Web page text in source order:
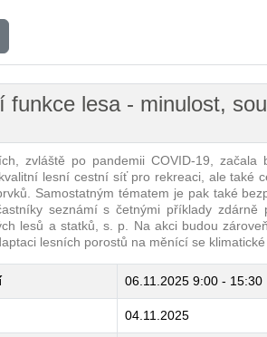
funkce lesa - minulost,
zvláště po pandemii COVID-19,
lesní cestní síť pro rekreaci, ale také
Samostatným tématem je pak také
seznámí s četnými příklady
lesů a statků, s. p. Na akci budou
lesních porostů na měnící se
06.11.2025 9:00 - 15:30
04.11.2025